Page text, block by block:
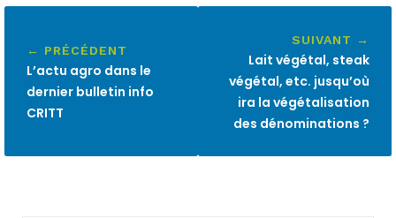
← PRÉCÉDENT
L’actu agro dans le
dernier bulletin info
CRITT
SUIVANT →
Lait végétal, steak
végétal, etc. jusqu’où
ira la végétalisation
des dénominations ?